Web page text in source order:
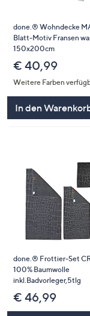
done.® Wohndecke
Blatt-Motiv Fransen
150x200cm
€ 40,99
Weitere Farben
In den
done.® Frottier-Set
100% Baumwolle
inkl.Badvorleger,5tlg
€ 46,99